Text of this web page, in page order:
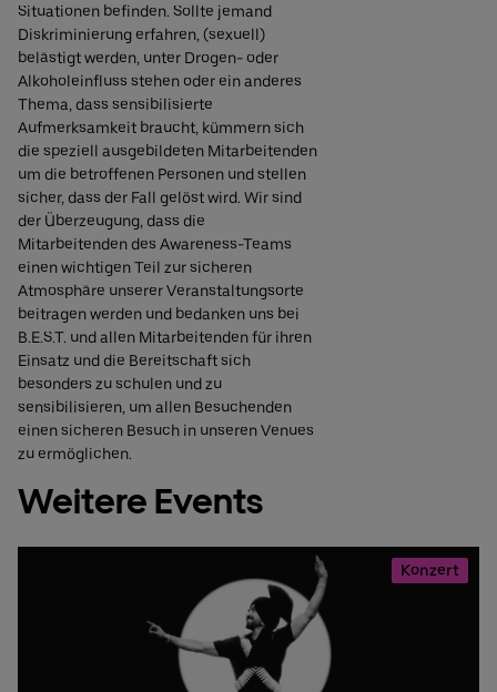
Situationen befinden. Sollte jemand
Diskriminierung erfahren, (sexuell)
belästigt werden, unter Drogen- oder
Alkoholeinfluss stehen oder ein anderes
Thema, dass sensibilisierte
Aufmerksamkeit braucht, kümmern sich
die speziell ausgebildeten Mitarbeitenden
um die betroffenen Personen und stellen
sicher, dass der Fall gelöst wird. Wir sind
der Überzeugung, dass die
Mitarbeitenden des Awareness-Teams
einen wichtigen Teil zur sicheren
Atmosphäre unserer Veranstaltungsorte
beitragen werden und bedanken uns bei
B.E.S.T. und allen Mitarbeitenden für ihren
Einsatz und die Bereitschaft sich
besonders zu schulen und zu
sensibilisieren, um allen Besuchenden
einen sicheren Besuch in unseren Venues
zu ermöglichen.
Weitere Events
Konzert